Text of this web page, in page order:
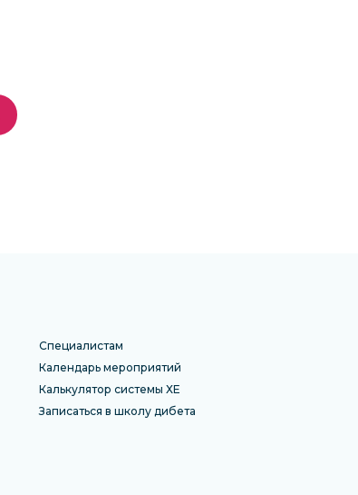
Специалистам
Календарь мероприятий
Калькулятор системы ХЕ
Записаться в школу дибета